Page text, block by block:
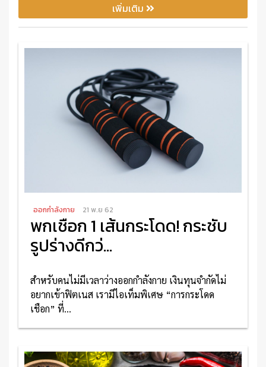
เพิ่มเติม
ออกกำลังกาย 21 พ.ย 62
พกเชือก 1 เส้นกระโดด! กระชับ
รูปร่างดีกว่...
สำหรับคนไม่มีเวลาว่างออกกำลังกาย เงินทุนจำกัดไม่
อยากเข้าฟิตเนส เรามีไอเท็มพิเศษ “การกระโดด
เชือก” ที่...